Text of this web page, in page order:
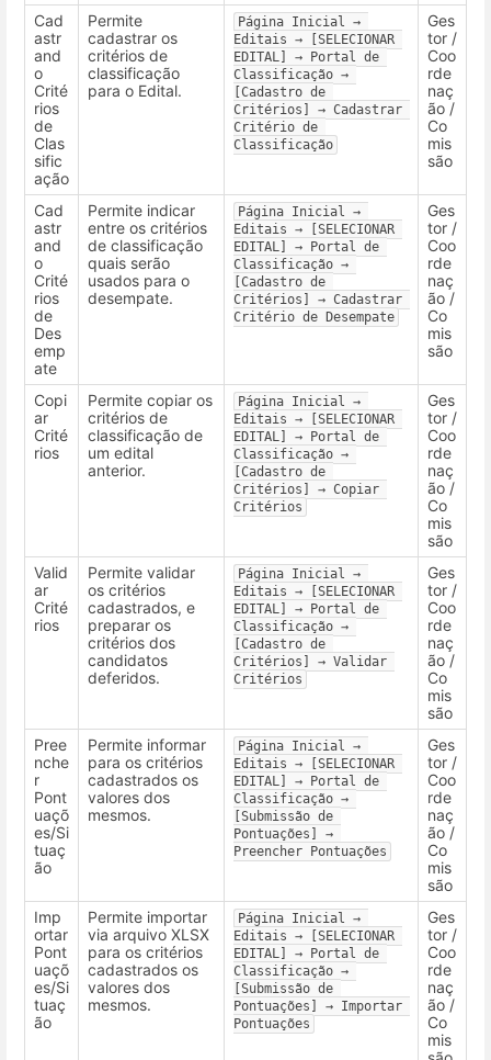
Cad
astr
and
o
Crité
rios
de
Clas
sific
ação
Permite
cadastrar os
critérios de
classificação
para o Edital.
Página Inicial →
Editais → [SELECIONAR
EDITAL] → Portal de
Classificação →
[Cadastro de
Critérios] → Cadastrar
Critério de
Classificação
Ges
tor /
Coo
rde
naç
ão /
Co
mis
são
Cad
astr
and
o
Crité
rios
de
Des
emp
ate
Permite indicar
entre os critérios
de classificação
quais serão
usados para o
desempate.
Página Inicial →
Editais → [SELECIONAR
EDITAL] → Portal de
Classificação →
[Cadastro de
Critérios] → Cadastrar
Critério de Desempate
Ges
tor /
Coo
rde
naç
ão /
Co
mis
são
Copi
ar
Crité
rios
Permite copiar os
critérios de
classificação de
um edital
anterior.
Página Inicial →
Editais → [SELECIONAR
EDITAL] → Portal de
Classificação →
[Cadastro de
Critérios] → Copiar
Critérios
Ges
tor /
Coo
rde
naç
ão /
Co
mis
são
Valid
ar
Crité
rios
Permite validar
os critérios
cadastrados, e
preparar os
critérios dos
candidatos
deferidos.
Página Inicial →
Editais → [SELECIONAR
EDITAL] → Portal de
Classificação →
[Cadastro de
Critérios] → Validar
Critérios
Ges
tor /
Coo
rde
naç
ão /
Co
mis
são
Pree
nche
r
Pont
uaçõ
es/Si
tuaç
ão
Permite informar
para os critérios
cadastrados os
valores dos
mesmos.
Página Inicial →
Editais → [SELECIONAR
EDITAL] → Portal de
Classificação →
[Submissão de
Pontuações] →
Preencher Pontuações
Ges
tor /
Coo
rde
naç
ão /
Co
mis
são
Imp
ortar
Pont
uaçõ
es/Si
tuaç
ão
Permite importar
via arquivo XLSX
para os critérios
cadastrados os
valores dos
mesmos.
Página Inicial →
Editais → [SELECIONAR
EDITAL] → Portal de
Classificação →
[Submissão de
Pontuações] → Importar
Pontuações
Ges
tor /
Coo
rde
naç
ão /
Co
mis